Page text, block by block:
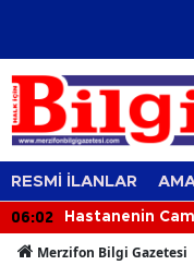
RESMİ İLANLAR
06:02
Hastanenin
Merzifon Bilgi Gazetesi